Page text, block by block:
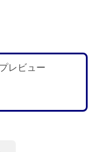
レビュー